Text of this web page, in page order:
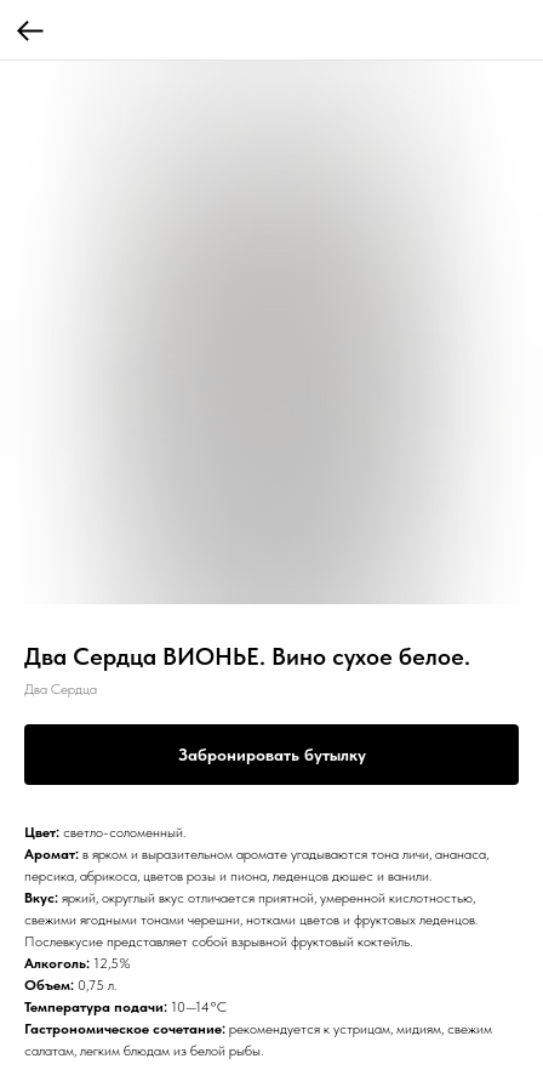
Два Сердца ВИОНЬЕ. Вино сухое белое.
Два Сердца
Забронировать бутылку
Цвет: светло-соломенный.
Аромат: в ярком и выразительном аромате угадываются тона личи, ананаса,
персика, абрикоса, цветов розы и пиона, леденцов дюшес и ванили.
Вкус: яркий, округлый вкус отличается приятной, умеренной кислотностью,
свежими ягодными тонами черешни, нотками цветов и фруктовых леденцов.
Послевкусие представляет собой взрывной фруктовый коктейль.
Алкоголь: 12,5%
Объем: 0,75 л.
Температура подачи: 10—14°С
Гастрономическое сочетание: рекомендуется к устрицам, мидиям, свежим
салатам, легким блюдам из белой рыбы.